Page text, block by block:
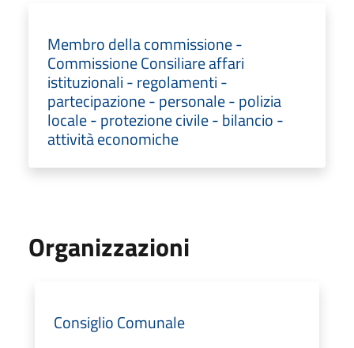
Membro della commissione -
Commissione Consiliare affari
istituzionali - regolamenti -
partecipazione - personale - polizia
locale - protezione civile - bilancio -
attività economiche
Organizzazioni
Consiglio Comunale